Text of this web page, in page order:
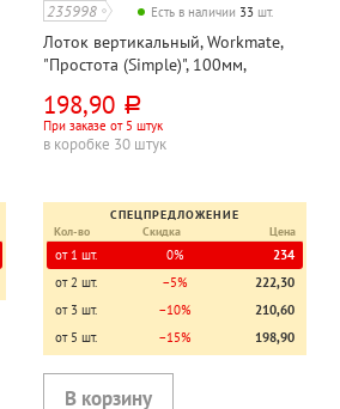
235998 Есть в наличии 33 шт.
Лоток вертикальный, Workmate,
"Простота (Simple)", 100мм,
198,90 руб.
При заказе от 5 штук
в коробке 30 штук
СПЕЦПРЕДЛОЖЕНИЕ
Кол-во
Скидка Цена
от 1 шт. 0%
234
от 2 шт.
−5%
222,30
от 3 шт.
−10%
210,60
от 5 шт.
−15% 198,90